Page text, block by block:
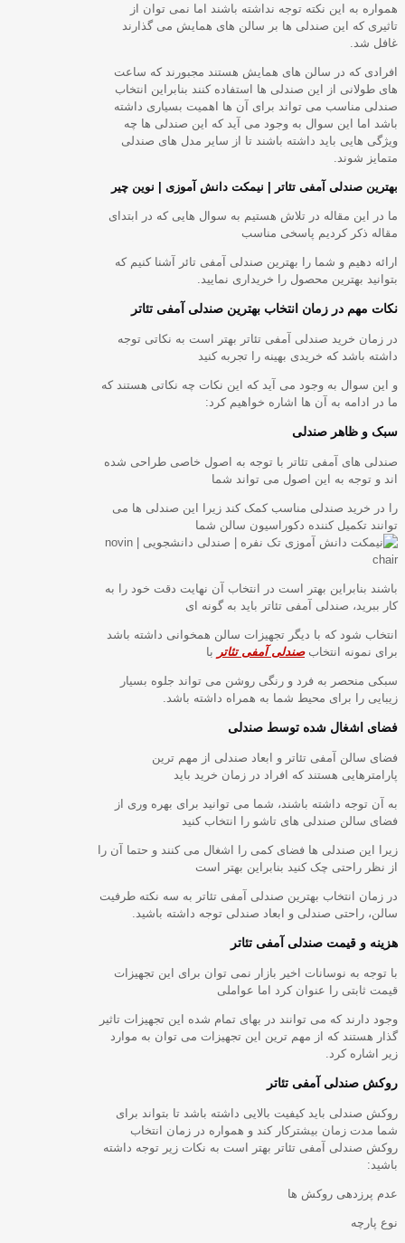
همواره به این نکته توجه نداشته باشند اما نمی توان از
تاثیری که این صندلی ها بر سالن های همایش می گذارند
غافل شد.
افرادی که در سالن های همایش هستند مجبورند که ساعت
های طولانی از این صندلی ها استفاده کنند بنابراین انتخاب
صندلی مناسب می تواند برای آن ها اهمیت بسیاری داشته
باشد اما این سوال به وجود می آید که این صندلی ها چه
ویژگی هایی باید داشته باشند تا از سایر مدل های صندلی
متمایز شوند.
بهترین صندلی آمفی تئاتر | نیمکت دانش آموزی | نوین چیر
ما در این مقاله در تلاش هستیم به سوال هایی که در ابتدای
مقاله ذکر کردیم پاسخی مناسب
ارائه دهیم و شما را بهترین صندلی آمفی تائر آشنا کنیم که
بتوانید بهترین محصول را خریداری نمایید.
نکات مهم در زمان انتخاب بهترین صندلی آمفی تئاتر
در زمان خرید صندلی آمفی تئاتر بهتر است به نکاتی توجه
داشته باشد که خریدی بهینه را تجربه کنید
و این سوال به وجود می آید که این نکات چه نکاتی هستند که
ما در ادامه به آن ها اشاره خواهیم کرد:
سبک و ظاهر صندلی
صندلی های آمفی تئاتر با توجه به اصول خاصی طراحی شده
اند و توجه به این اصول می تواند شما
را در خرید صندلی مناسب کمک کند زیرا این صندلی ها می
توانند تکمیل کننده دکوراسیون سالن شما
باشند بنابراین بهتر است در انتخاب آن نهایت دقت خود را به
کار ببرید، صندلی آمفی تئاتر باید به گونه ای
انتخاب شود که با دیگر تجهیزات سالن همخوانی داشته باشد
برای نمونه انتخابصندلی آمفی تئاتر با
سبکی منحصر به فرد و رنگی روشن می تواند جلوه بسیار
زیبایی را برای محیط شما به همراه داشته باشد.
فضای اشغال شده توسط صندلی
فضای سالن آمفی تئاتر و ابعاد صندلی از مهم ترین
پارامترهایی هستند که افراد در زمان خرید باید
به آن توجه داشته باشند، شما می توانید برای بهره وری از
فضای سالن صندلی های تاشو را انتخاب کنید
زیرا این صندلی ها فضای کمی را اشغال می کنند و حتما آن را
از نظر راحتی چک کنید بنابراین بهتر است
در زمان انتخاب بهترین صندلی آمفی تئاتر به سه نکته طرفیت
سالن، راحتی صندلی و ابعاد صندلی توجه داشته باشید.
هزینه و قیمت صندلی آمفی تئاتر
با توجه به نوسانات اخیر بازار نمی توان برای این تجهیزات
قیمت ثابتی را عنوان کرد اما عواملی
وجود دارند که می توانند در بهای تمام شده این تجهیزات تاثیر
گذار هستند که از مهم ترین این تجهیزات می توان به موارد
زیر اشاره کرد.
روکش صندلی آمفی تئاتر
روکش صندلی باید کیفیت بالایی داشته باشد تا بتواند برای
شما مدت زمان بیشترکار کند و همواره در زمان انتخاب
روکش صندلی آمفی تئاتر بهتر است به نکات زیر توجه داشته
باشید:
عدم پرزدهی روکش ها
نوع پارچه